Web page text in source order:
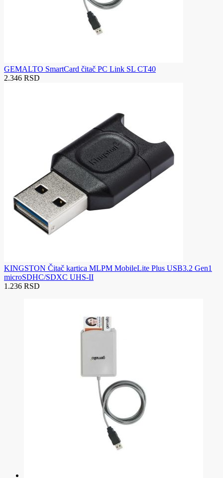
GEMALTO SmartCard čitač PC Link SL CT40
2.346 RSD
KINGSTON Čitač kartica MLPM MobileLite Plus USB3.2 Gen1
microSDHC/SDXC UHS-II
1.236 RSD